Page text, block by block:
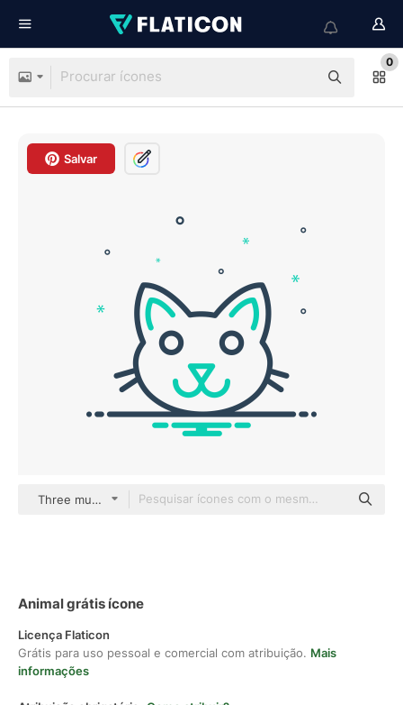
0
Salvar
Three musketeers outline
Animal grátis ícone
Licença Flaticon
Grátis para uso pessoal e comercial com atribuição. Mais
informações